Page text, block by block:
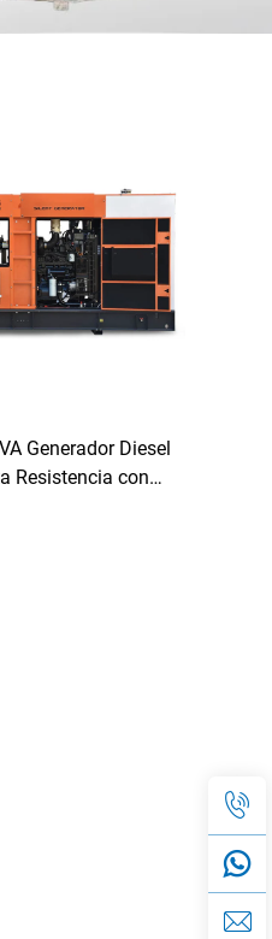
Generador Diesel
Resistencia con